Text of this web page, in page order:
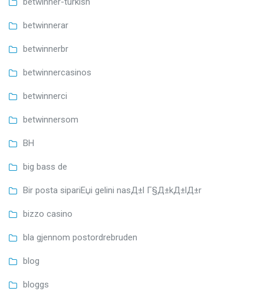
betwinnerar
betwinnerbr
betwinnercasinos
betwinnerci
betwinnersom
BH
big bass de
Bir posta sipariЕџi gelini nasД±l Г§Д±kД±lД±r
bizzo casino
bla gjennom postordrebruden
blog
bloggs